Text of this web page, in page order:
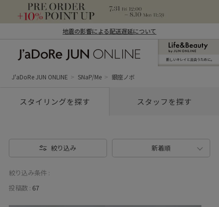
地震の影響による配送遅延について
ン オンライン）
新しいキレイと出合うために。
J'aDoRe JUN ONLINE SNaP/Me 銀座ノボ
スタイリングを探す スタッフを探す
絞り込み 新着順
絞り込み条件 :
投稿数 : 67